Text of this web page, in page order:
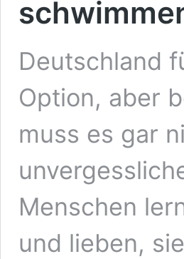
Deutschland
Option, aber
muss es gar
Menschen
und lieben,